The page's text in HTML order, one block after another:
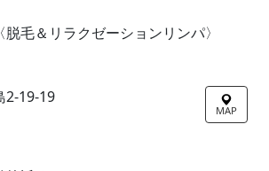
毛＆リラクゼーションリンパ〉
2-19-19
MAP